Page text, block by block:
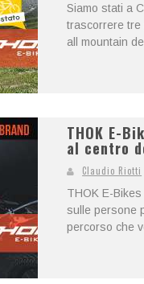
Siamo stati a
trascorrere tre
all mountain
THOK E-
al centro
Claudio Riotti
THOK E-Bikes
sulle persone
percorso che